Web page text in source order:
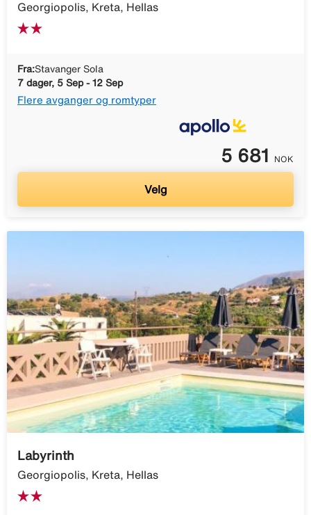
Georgiopolis, Kreta, Hellas
Fra:Stavanger Sola
7 dager, 5 Sep - 12 Sep
Flere avganger og romtyper
5 681 NOK
Velg
Labyrinth
Georgiopolis, Kreta, Hellas